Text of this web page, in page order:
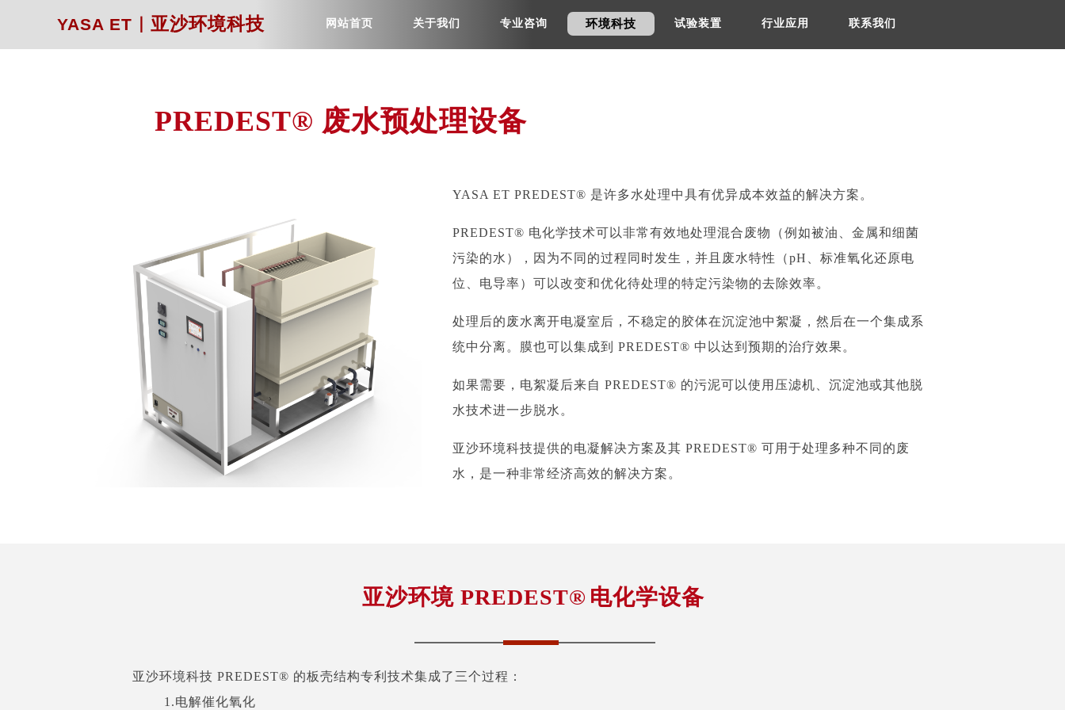
PREDEST® 废水预处理设备
YASA ET PREDEST® 是许多水处理中具有优异成本效益的解决方案。
PREDEST® 电化学技术可以非常有效地处理混合废物（例如被油、金属和细菌
污染的水），因为不同的过程同时发生，并且废水特性（pH、标准氧化还原电
位、电导率）可以改变和优化待处理的特定污染物的去除效率。
处理后的废水离开电凝室后，不稳定的胶体在沉淀池中絮凝，然后在一个集成系
统中分离。膜也可以集成到 PREDEST® 中以达到预期的治疗效果。
如果需要，电絮凝后来自 PREDEST® 的污泥可以使用压滤机、沉淀池或其他脱
水技术进一步脱水。
亚沙环境科技提供的电凝解决方案及其 PREDEST® 可用于处理多种不同的废
水，是一种非常经济高效的解决方案。
亚沙环境科技 PREDEST® 的板壳结构专利技术集成了三个过程：
1.电解催化氧化
亚沙环境 PREDEST® 电化学设备
YASA ET 亚沙环境科技 网站首页 关于我们 专业咨询 环境科技 试验装置 行业应用 联系我们